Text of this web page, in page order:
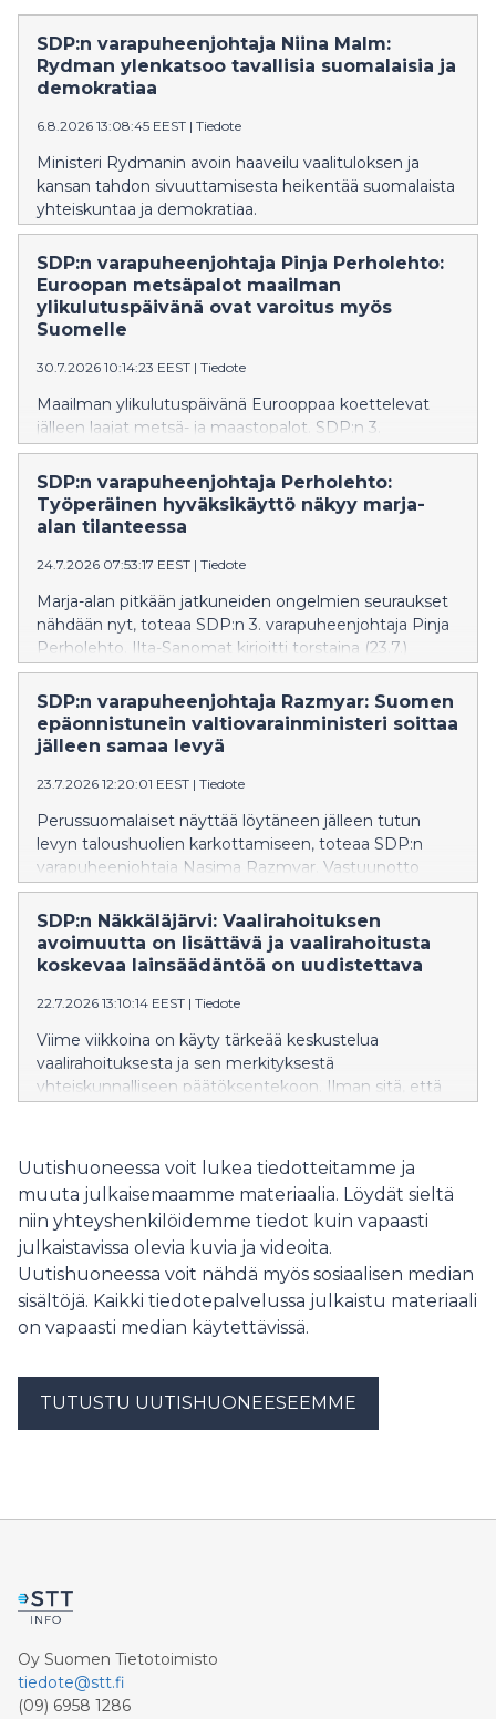
SDP:n varapuheenjohtaja Niina Malm:
Rydman ylenkatsoo tavallisia suomalaisia ja
demokratiaa
6.8.2026 13:08:45 EEST | Tiedote
Ministeri Rydmanin avoin haaveilu vaalituloksen ja
kansan tahdon sivuuttamisesta heikentää suomalaista
yhteiskuntaa ja demokratiaa.
SDP:n varapuheenjohtaja Pinja Perholehto:
Euroopan metsäpalot maailman
ylikulutuspäivänä ovat varoitus myös
Suomelle
30.7.2026 10:14:23 EEST | Tiedote
Maailman ylikulutuspäivänä Eurooppaa koettelevat
jälleen laajat metsä- ja maastopalot. SDP:n 3.
varapuheenjohtaja ja kansanedustaja Pinja Perholehto
muistuttaa, että luonnonvarojen ylikulutus kiihdyttää
ilmastonmuutosta ja ilmastonmuutos puolestaan lisää
sään ääri-ilmiöitä.
SDP:n varapuheenjohtaja Perholehto:
Työperäinen hyväksikäyttö näkyy marja-
alan tilanteessa
24.7.2026 07:53:17 EEST | Tiedote
Marja-alan pitkään jatkuneiden ongelmien seuraukset
nähdään nyt, toteaa SDP:n 3. varapuheenjohtaja Pinja
Perholehto. Ilta-Sanomat kirjoitti torstaina (23.7.)
marja-alan vaikeuksista saada marjanpoimijoita.
SDP:n varapuheenjohtaja Razmyar: Suomen
epäonnistunein valtiovarainministeri soittaa
jälleen samaa levyä
23.7.2026 12:20:01 EEST | Tiedote
Perussuomalaiset näyttää löytäneen jälleen tutun
levyn taloushuolien karkottamiseen, toteaa SDP:n
varapuheenjohtaja Nasima Razmyar. Vastuunotto
heikosta taloustilanteesta jää
valtiovarainministeripuolueella vähäisemmäksi.
SDP:n Näkkäläjärvi: Vaalirahoituksen
avoimuutta on lisättävä ja vaalirahoitusta
koskevaa lainsäädäntöä on uudistettava
22.7.2026 13:10:14 EEST | Tiedote
Viime viikkoina on käyty tärkeää keskustelua
vaalirahoituksesta ja sen merkityksestä
yhteiskunnalliseen päätöksentekoon. Ilman sitä, että
käydä. Valitettavasti vaalirahoitus on julkista vain
ilmoitusvelvollisten ehdokkaiden osalta ja
Valtiontalouden tarkastusviraston mukaan
eduskuntavaaleissa 2023 jopa 56 % tukisuorituksista jäi
hämärän peittoon. Johtopäätös tästä on selkeä.
Vaalirahoituksen avoimuutta on lisättävä merkittävästi.
Onko Orpon hallitus valmis siihen vai tyydytäänkö
nykytilaan, jossa vaalirahoituksesta valtaosa jää piiloon?
SDP:n puoluesihteeri Mikkel Näkkäläjärvi kysyy.
Uutishuoneessa voit lukea tiedotteitamme ja
muuta julkaisemaamme materiaalia. Löydät sieltä
niin yhteyshenkilöidemme tiedot kuin vapaasti
julkaistavissa olevia kuvia ja videoita.
Uutishuoneessa voit nähdä myös sosiaalisen median
sisältöjä. Kaikki tiedotepalvelussa julkaistu materiaali
on vapaasti median käytettävissä.
TUTUSTU UUTISHUONEESEEMME
Oy Suomen Tietotoimisto
tiedote@stt.fi
(09) 6958 1286